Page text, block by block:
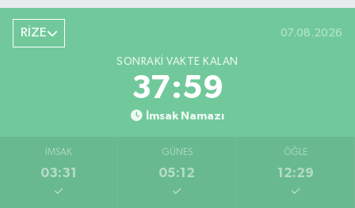
RİZE 07.08.2026
SONRAKI VAKTE KALAN
37:58
İmsak Namazı
İMSAK
03:31
GÜNEŞ
05:12
ÖĞLE
12:29